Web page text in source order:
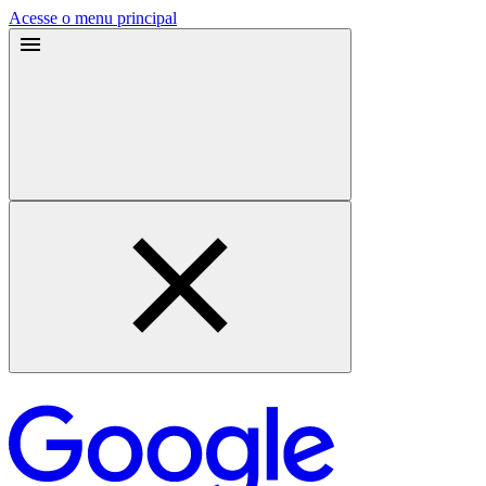
Acesse o menu principal